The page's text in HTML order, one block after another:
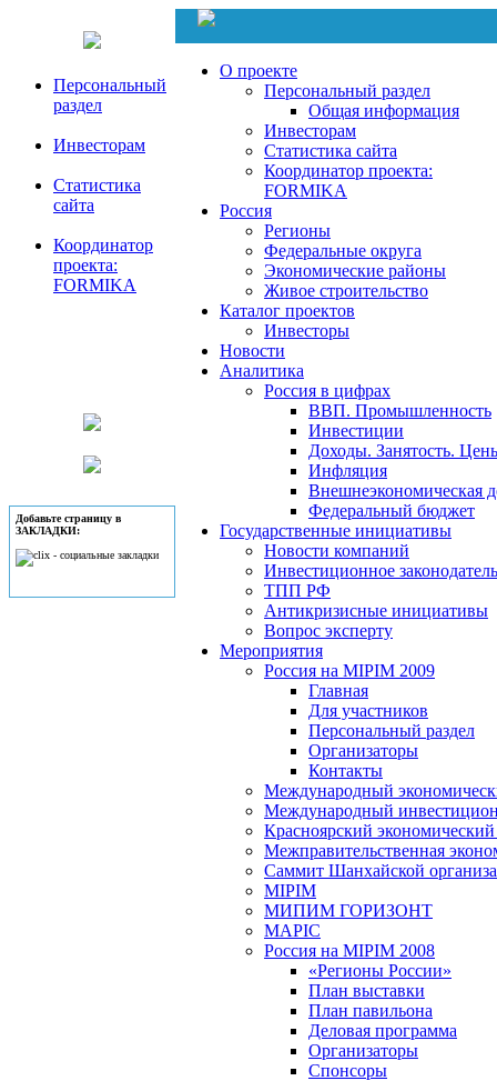
Персональный
раздел
Инвесторам
Статистика
сайта
Координатор
проекта:
FORMIKA
Добавьте страницу в
ЗАКЛАДКИ:
О проекте
Персональный раздел
Общая информация
Инвесторам
Статистика сайта
Координатор проекта:
FORMIKA
Россия
Регионы
Федеральные округа
Экономические районы
Живое строительство
Каталог проектов
Инвесторы
Новости
Аналитика
Россия в цифрах
ВВП. Промышленность
Инвестиции
Доходы. Занятость.
Инфляция
Внешнеэкономическая
Федеральный бюджет
Государственные инициативы
Новости компаний
Инвестиционное
ТПП РФ
Антикризисные инициативы
Вопрос эксперту
Мероприятия
Россия на MIPIM 2009
Главная
Для участников
Персональный раздел
Организаторы
Контакты
Международный
Международный
Красноярский
Межправительственная
Саммит Шанхайской
MIPIM
МИПИМ ГОРИЗОНТ
MAPIC
Россия на MIPIM 2008
«Регионы России»
План выставки
План павильона
Деловая программа
Организаторы
Спонсоры